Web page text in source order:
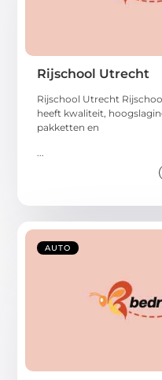
Rijschool Utrecht
Rijschool Utrecht
heeft kwaliteit,
pakketten en
...
AUTO